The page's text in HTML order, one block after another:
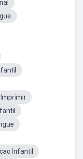
Imprimir
Infantil